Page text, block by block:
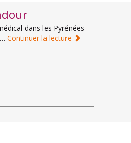
dans les Pyrénées
Continuer la lecture